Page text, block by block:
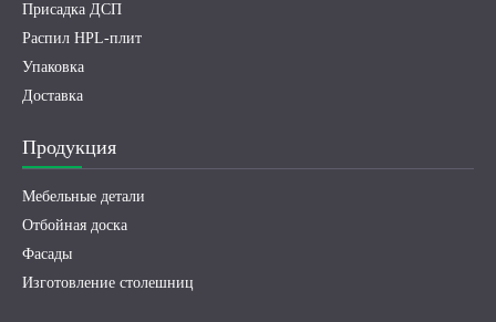
Присадка ДСП
Распил HPL-плит
Упаковка
Доставка
Продукция
Мебельные детали
Отбойная доска
Фасады
Изготовление столешниц